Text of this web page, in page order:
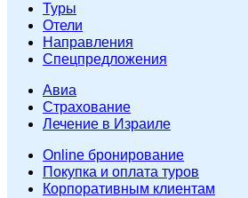
Туры
Отели
Направления
Спецпредложения
Авиа
Страхование
Лечение в Израиле
Online бронирование
Покупка и оплата туров
Корпоративным клиентам